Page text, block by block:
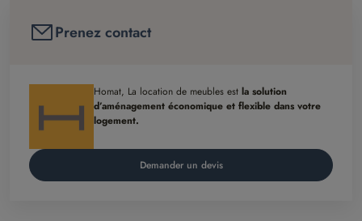
Prenez contact
Homat, La location de meubles est la solution
d’aménagement économique et flexible dans votre
logement.
Demander un devis